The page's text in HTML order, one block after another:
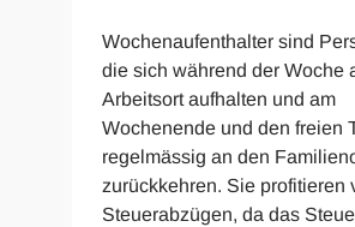
Wochenaufenthalter sind
die sich während der Woche
Arbeitsort aufhalten und am
Wochenende und den freien
regelmässig an den
zurückkehren. Sie profitieren
Steuerabzügen, da das